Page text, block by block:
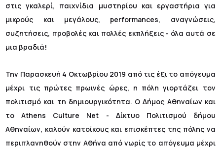
στις γκαλερί, παιχνίδια μυστηρίου και εργαστήρια για
μικρούς και μεγάλους, performances, αναγνώσεις,
συζητήσεις, προβολές και πολλές εκπλήξεις - όλα αυτά σε
μια βραδιά!
Την Παρασκευή 4 Οκτωβρίου 2019 από τις έξι το απόγευμα
μέχρι τις πρώτες πρωινές ώρες, η πόλη γιορτάζει τον
πολιτισμό και τη δημιουργικότητα. Ο Δήμος Αθηναίων και
το Athens Culture Net - Δίκτυο Πολιτισμού δήμου
Αθηναίων, καλούν κατοίκους και επισκέπτες της πόλης να
περιπλανηθούν στην Αθήνα από νωρίς το απόγευμα μέχρι